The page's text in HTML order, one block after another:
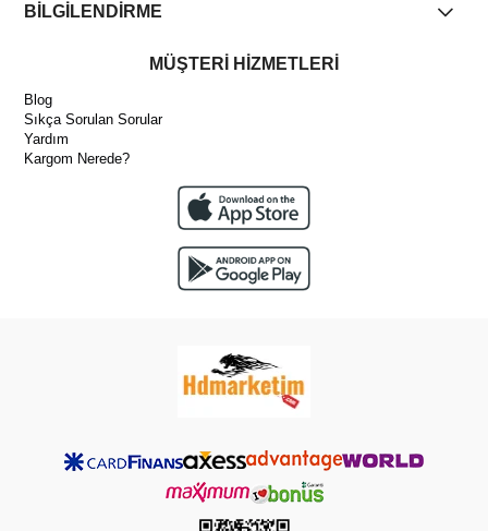
BİLGİLENDİRME
MÜŞTERİ HİZMETLERİ
Blog
Sıkça Sorulan Sorular
Yardım
Kargom Nerede?